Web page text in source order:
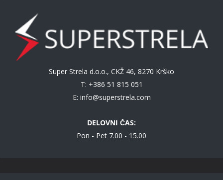
Super Strela d.o.o., CKŽ 46, 8270 Krško
T: +386 51 815 051
E: info@superstrela.com
DELOVNI ČAS:
Pon - Pet 7.00 - 15.00